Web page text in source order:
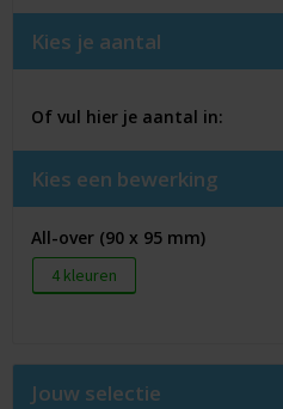
Kies je aantal
Of vul hier je aantal in:
Kies een bewerking
All-over (90 x 95 mm)
4
Jouw selectie